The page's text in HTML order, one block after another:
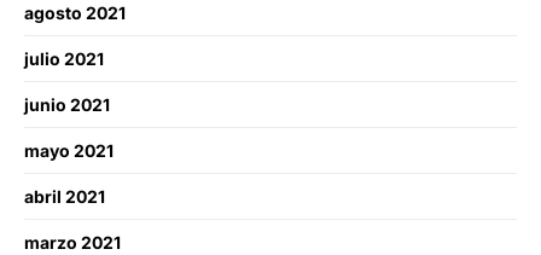
agosto 2021
julio 2021
junio 2021
mayo 2021
abril 2021
marzo 2021